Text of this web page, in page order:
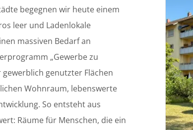
begegnen wir heute einem
leer und Ladenlokale
massiven Bedarf an
„Gewerbe zu
genutzter Flächen
Wohnraum, lebenswerte
So entsteht aus
Räume für Menschen, die ein